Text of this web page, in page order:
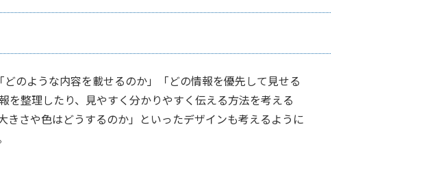
のような内容を載せるのか」「どの情報を優先して見せる
を整理したり、見やすく分かりやすく伝える方法を考える
きさや色はどうするのか」といったデザインも考えるように